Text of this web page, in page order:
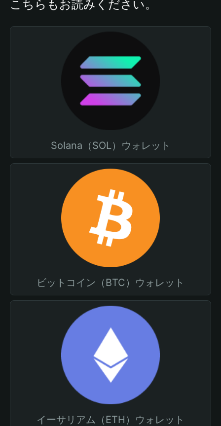
こちらもお読みください。
Solana（SOL）ウォレット
ビットコイン（BTC）ウォレット
イーサリアム（ETH）ウォレット